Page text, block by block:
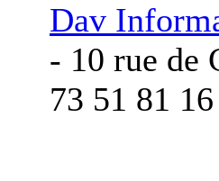
Dav
- 10 rue de
73 51 81 16